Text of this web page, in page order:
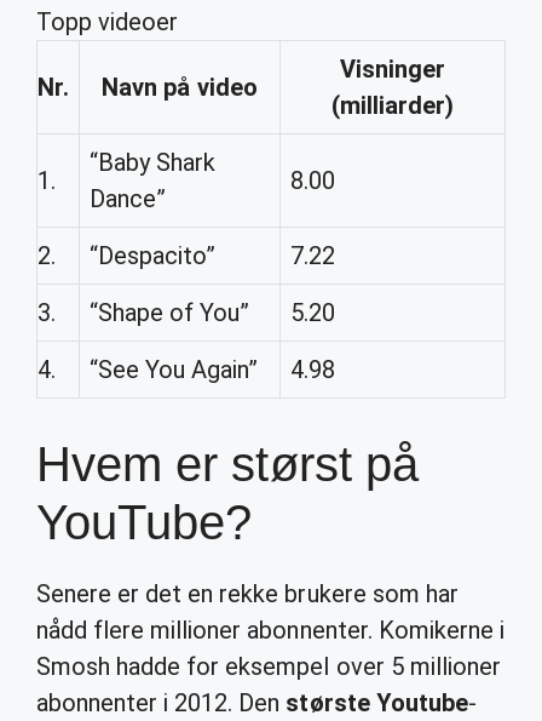
Topp videoer
Nr. Navn på video
Visninger
(milliarder)
1.
“Baby Shark
Dance”
8.00
2. “Despacito”
7.22
3.
“Shape of You”
5.20
4.
“See You Again” 4.98
Hvem er størst på
YouTube?
Senere er det en rekke brukere som har
nådd flere millioner abonnenter. Komikerne i
Smosh hadde for eksempel over 5 millioner
abonnenter i 2012. Den største Youtube-